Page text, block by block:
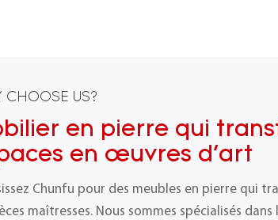
CHOOSE US?
en pierre qui
en œuvres d'art
Chunfu pour des meubles en pierre qui
maîtresses. Nous sommes spécialisés